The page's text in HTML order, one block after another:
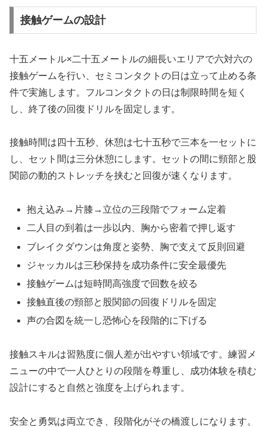
接触ゲームの設計
十五メートル×二十五メートルの細長いエリアで六対六の
接触ゲームを行い、セミコンタクトの日は立って止める条
件で実施します。フルコンタクトの日は制限時間を短く
し、終了後の回復ドリルを固定します。
接触時間は四十五秒、休憩は七十五秒で三本を一セットに
し、セット間は三分休憩にします。セットの間に頸部と股
関節の動的ストレッチを挟むと回復が速くなります。
抱え込み→片膝→立位の三段階でフォーム定着
二人目の到着は一歩以内、胸から密着で押し返す
ブレイクダウンは角度と姿勢、胸で支えて反則回避
ジャッカルは三秒保持を成功条件に安全最優先
接触ゲームは短時間高強度で回数を絞る
接触直後の頸部と股関節の回復ドリルを固定
声の合図を統一し恐怖心を段階的に下げる
接触スキルは習熟度に個人差が出やすい領域です。練習メ
ニューの中で一人ひとりの段階を尊重し、成功体験を積む
設計にすると自然と強度を上げられます。
安全と勇気は両立でき、段階化がその橋渡しになります。